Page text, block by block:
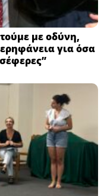
με οδύνη,
για όσα